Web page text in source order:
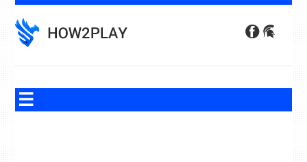
to
content